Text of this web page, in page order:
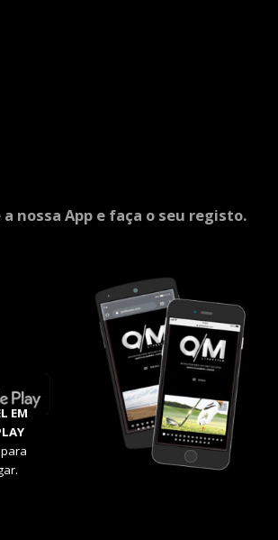
nossa App e faça o seu registo.
EM